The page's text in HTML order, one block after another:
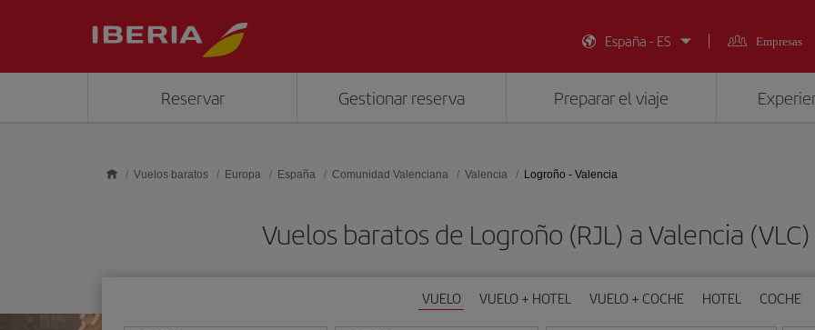
España - ES
Empresas
Reservar Gestionar reserva Preparar el viaje
Vuelos baratos Europa España Comunidad Valenciana Valencia Logroño - Valencia
Vuelos baratos de Logroño (RJL) a Valencia
VUELO VUELO + HOTEL VUELO + COCHE HOTEL COCHE